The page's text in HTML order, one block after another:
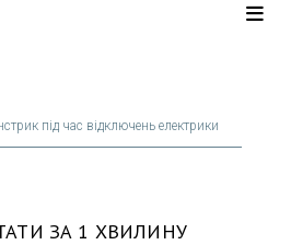
під час відключень електрики
ЗА 1 ХВИЛИНУ